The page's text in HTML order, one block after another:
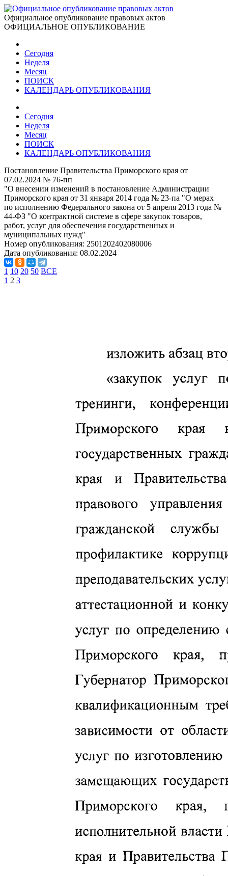
Официальное опубликование правовых актов
ОФИЦИАЛЬНОЕ ОПУБЛИКОВАНИЕ
Сегодня
Неделя
Месяц
ПОИСК
КАЛЕНДАРЬ ОПУБЛИКОВАНИЯ
Сегодня
Неделя
Месяц
ПОИСК
КАЛЕНДАРЬ ОПУБЛИКОВАНИЯ
Постановление Правительства Приморского края от
07.02.2024 № 76-пп
"О внесении изменений в постановление Администрации
Приморского края от 31 января 2014 года № 23-па "О мерах
по исполнению Федерального закона от 5 апреля 2013 года №
44-ФЗ "О контрактной системе в сфере закупок товаров,
работ, услуг для обеспечения государственных и
муниципальных нужд"
Номер опубликования: 2501202402080006
Дата опубликования: 08.02.2024
1 10 20 50 ВСЕ
1 2 3